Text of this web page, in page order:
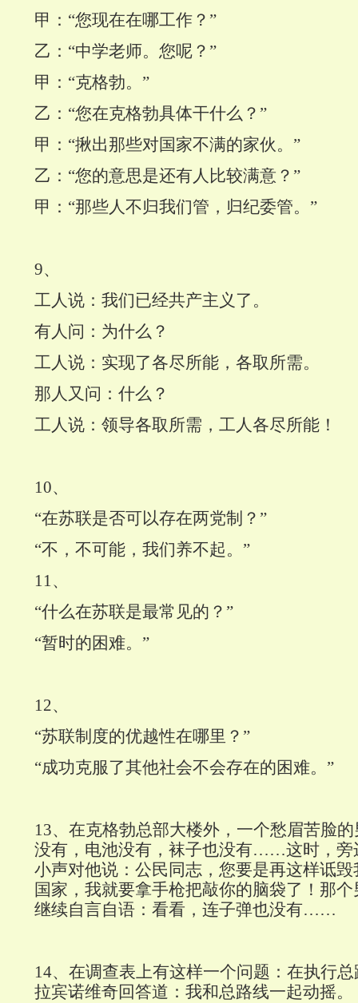
甲：“您现在在哪工作？”
乙：“中学老师。您呢？”
甲：“克格勃。”
乙：“您在克格勃具体干什么？”
甲：“揪出那些对国家不满的家伙。”
乙：“您的意思是还有人比较满意？”
甲：“那些人不归我们管，归纪委管。”
9、
工人说：我们已经共产主义了。
有人问：为什么？
工人说：实现了各尽所能，各取所需。
那人又问：什么？
工人说：领导各取所需，工人各尽所能！
10、
“在苏联是否可以存在两党制？”
“不，不可能，我们养不起。”
11、
“什么在苏联是最常见的？”
“暂时的困难。”
12、
“苏联制度的优越性在哪里？”
“成功克服了其他社会不会存在的困难。”
13、在克格勃总部大楼外，一个愁眉苦脸
没有，电池没有，袜子也没有……这时，旁
小声对他说：公民同志，您要是再这样诋
国家，我就要拿手枪把敲你的脑袋了！那
继续自言自语：看看，连子弹也没有……
14、在调查表上有这样一个问题：在执行
拉宾诺维奇回答道：我和总路线一起动摇。